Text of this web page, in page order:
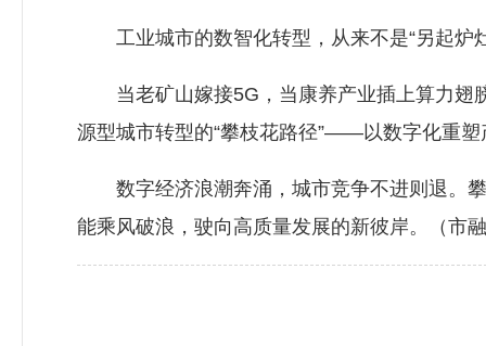
工业城市的数智化转型，从来不是“另起炉灶
当老矿山嫁接5G，当康养产业插上算力翅膀
源型城市转型的“攀枝花路径”——以数字化重塑
数字经济浪潮奔涌，城市竞争不进则退。攀
能乘风破浪，驶向高质量发展的新彼岸。（市